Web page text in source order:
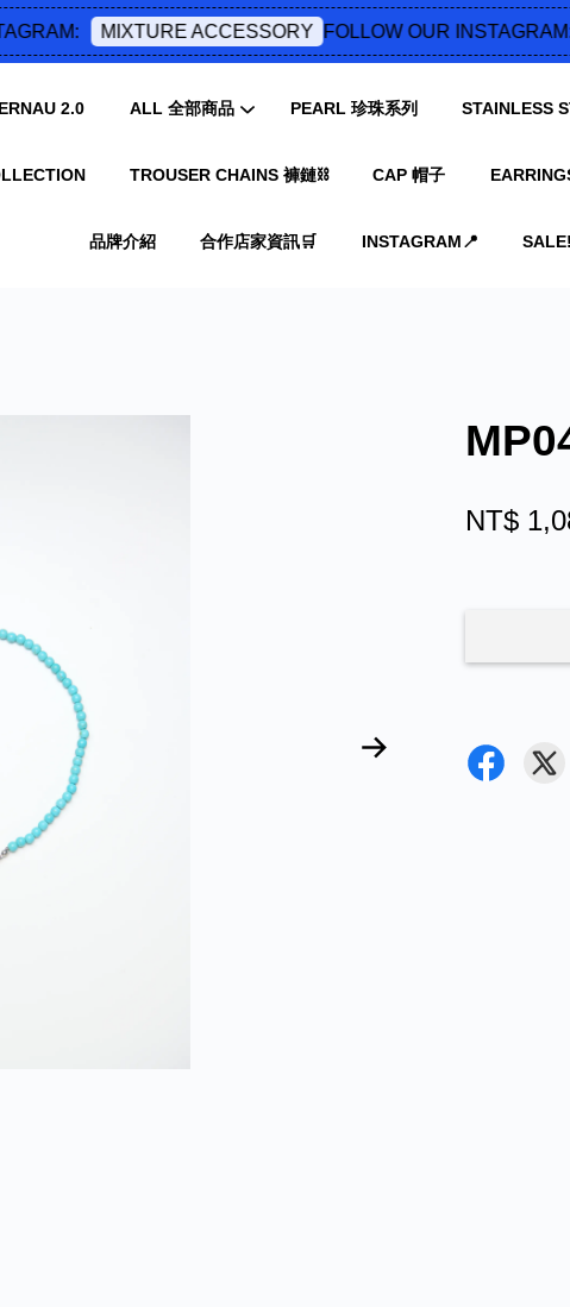
MIXTURE ACCESSORY FOLLOW OUR INSTAGRAM:
2.0 ALL 全部商品 PEARL 珍珠系列 STAINLESS
TROUSER CHAINS 褲鏈⛓️ CAP 帽子
品牌介紹 合作店家資訊🛒 INSTAGRAM📍
NT$